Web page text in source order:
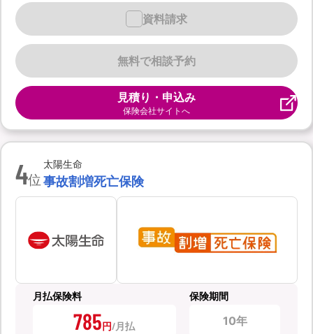
無料で相談予約
資料請求
見積り・申込み
保険会社サイトへ
4位
太陽生命
事故割増死亡保険
月払保険料
785円
保険期間
10年